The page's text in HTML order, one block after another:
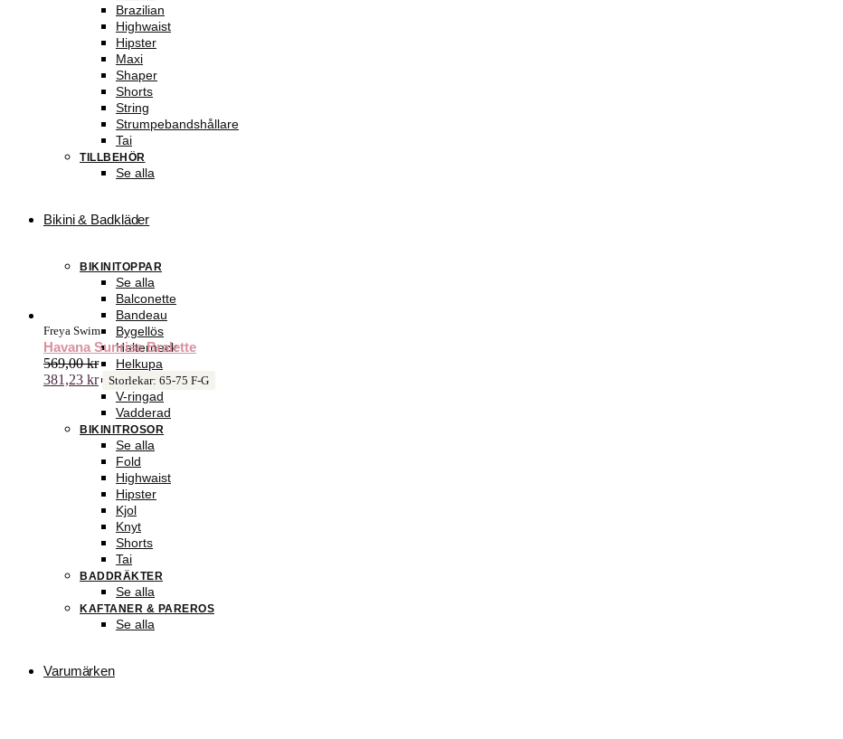
Brazilian
Highwaist
Hipster
Maxi
Shaper
Shorts
String
Strumpebandshållare
Tai
TILLBEHÖR
Se alla
Bikini & Badkläder
BIKINITOPPAR
Se alla
Balconette
Bandeau
Bygellös
Halterneck
Helkupa
Tankini
V-ringad
Vadderad
BIKINITROSOR
Se alla
Fold
Highwaist
Hipster
Kjol
Knyt
Shorts
Tai
BADDRÄKTER
Se alla
KAFTANER & PAREROS
Se alla
Varumärken
Freya Swim
Havana Sunrise Bralette
569,00kr
381,23 kr Storlekar: 65-75 F-G